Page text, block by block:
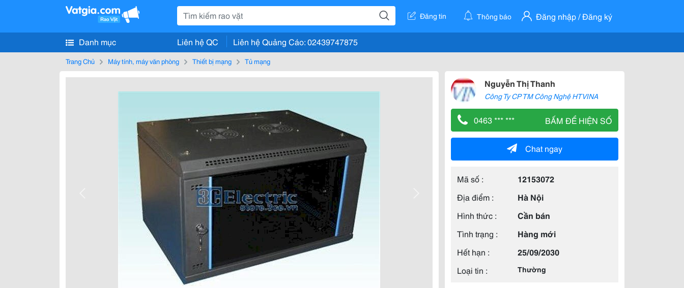
Đăng tin Thông báo Đăng nhập / Đăng ký
Danh mục Liên hệ QC Liên hệ Quảng Cáo: 02439747875
Trang Chủ Máy tính, máy văn phòng Thiết bị mạng Tủ mạng
Nguyễn Thị Thanh
Công Ty CP TM Công Nghệ HTVINA
0463 *** *** BẤM ĐỂ HIỆN SỐ
Chat ngay
Mã số :
12153072
Địa điểm :
Hà Nội
Hình thức :
Cần bán
Tình trạng :
Hàng mới
Hết hạn :
25/09/2030
Loại tin :
Thường